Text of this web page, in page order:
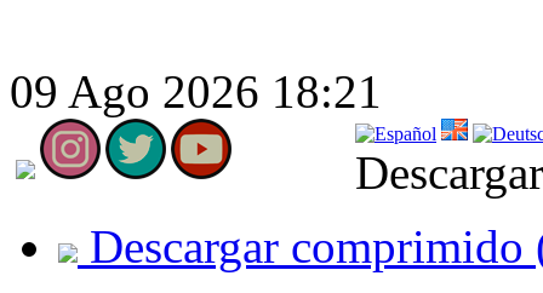
09 Ago 2026 18:21
Descargar comprimido